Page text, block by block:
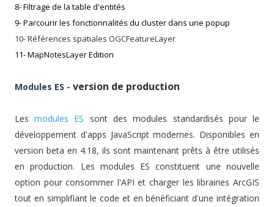
8-Filtrage de la table d'entités
9-Parcourir les fonctionnalités du cluster dans une popup
10-Références spatiales OGCFeatureLayer
11- MapNotesLayer Edition
Modules ES - version de production
Lesmodules ES sont des modules standardisés pour le
développement d'apps JavaScript modernes. Disponibles en
version beta en 4.18, ils sont maintenant prêts à être utilisés
en production. Les modules ES constituent une nouvelle
option pour consommer l'API et charger les librairies ArcGIS
tout en simplifiant le code et en bénéficiant d'une intégration